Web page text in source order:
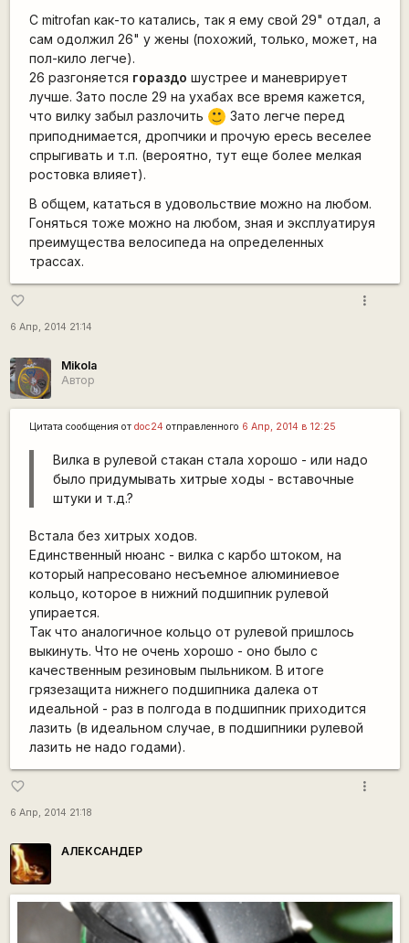
С mitrofan как-то катались, так я ему свой 29" отдал, а
сам одолжил 26" у жены (похожий, только, может, на
пол-кило легче).
26 разгоняется гораздо шустрее и маневрирует
лучше. Зато после 29 на ухабах все время кажется,
что вилку забыл разлочить
:)
Зато легче перед
приподнимается, дропчики и прочую ересь веселее
спрыгивать и т.п. (вероятно, тут еще более мелкая
ростовка влияет).
В общем, кататься в удовольствие можно на любом.
Гоняться тоже можно на любом, зная и эксплуатируя
преимущества велосипеда на определенных
трассах.
favorite_border
6 Апр, 2014 21:14
more_vert
Mikola
Автор
Цитата сообщения от doc24 отправленного 6 Апр, 2014 в 12:25
Вилка в рулевой стакан стала хорошо - или надо
было придумывать хитрые ходы - вставочные
штуки и т.д.?
Встала без хитрых ходов.
Единственный нюанс - вилка с карбо штоком, на
который напресовано несъемное алюминиевое
кольцо, которое в нижний подшипник рулевой
упирается.
Так что аналогичное кольцо от рулевой пришлось
выкинуть. Что не очень хорошо - оно было с
качественным резиновым пыльником. В итоге
грязезащита нижнего подшипника далека от
идеальной - раз в полгода в подшипник приходится
лазить (в идеальном случае, в подшипники рулевой
лазить не надо годами).
favorite_border
6 Апр, 2014 21:18
more_vert
АЛЕКСАНДЕР